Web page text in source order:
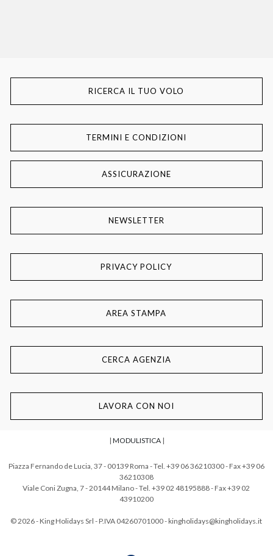
RICERCA IL TUO VOLO
TERMINI E CONDIZIONI
ASSICURAZIONE
NEWSLETTER
PRIVACY POLICY
AREA STAMPA
CERCA AGENZIA
LAVORA CON NOI
| MODULISTICA|
Piazza Fernando de Lucia, 37 - 00139 Roma - Tel. +39 06 36210300 - Fax +39 06
36210308
Viale Coni Zugna, 7 - 20144 Milano - Tel. +39 02 48195888 - Fax +39 02
43910200
© 2026 - King Holidays Srl - P.IVA 04260701000 - kingholidays@kingholidays.it